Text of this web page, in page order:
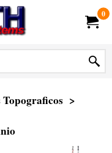
0
Topograficos >